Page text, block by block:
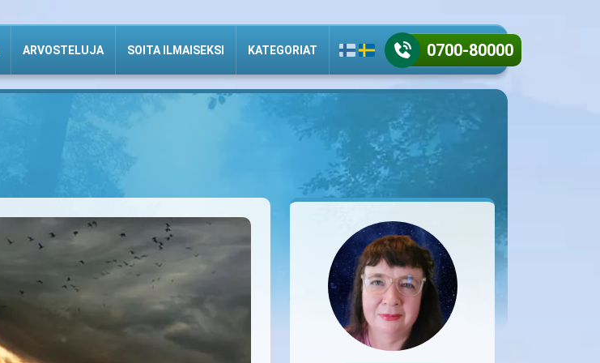
ARVOSTELUJA SOITA ILMAISEKSI KATEGORIAT 0700-80000